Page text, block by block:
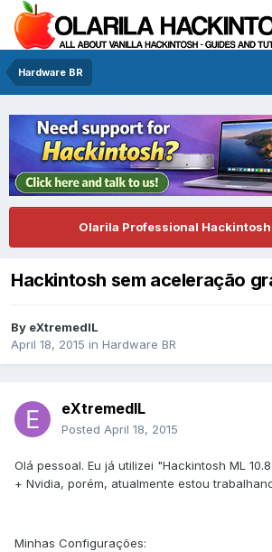
Hardware BR
Olarila Professional
Hackintosh sem aceleração
By eXtremedlL
April 18, 2015 in Hardware BR
eXtremedlL
Posted April 18, 2015
Olá pessoal. Eu já utilizei "Hackintosh ML
+ Nvidia, porém, atualmente estou
Minhas Configurações: